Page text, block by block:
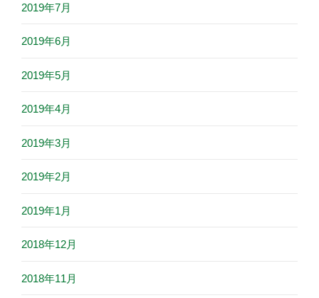
2019年7月
2019年6月
2019年5月
2019年4月
2019年3月
2019年2月
2019年1月
2018年12月
2018年11月